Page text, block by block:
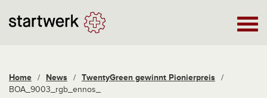
Home / News / TwentyGreen gewinnt Pionierpreis /
BOA_9003_rgb_ennos_